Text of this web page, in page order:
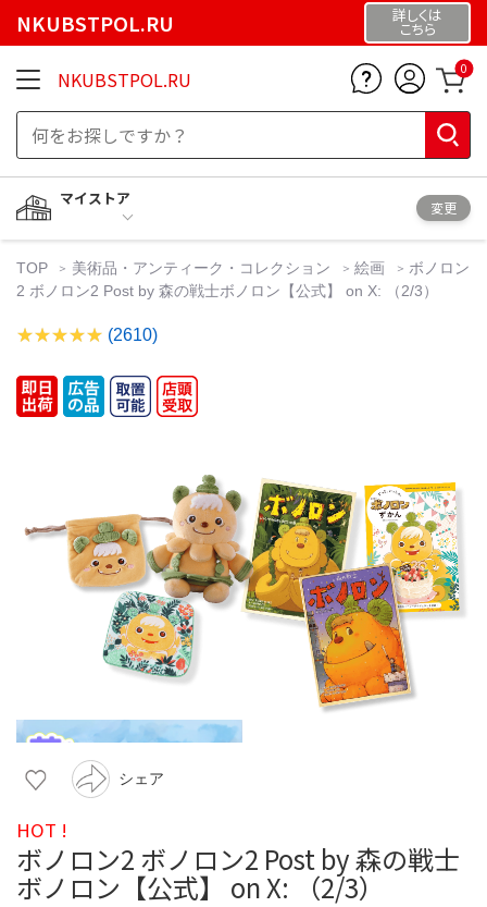
NKUBSTPOL.RU 詳しくは
こちら
NKUBSTPOL.RU 0
マイストア
変更
TOP 美術品・アンティーク・コレクション 絵画
ボノロン
2 ボノロン2 Post by 森の戦士ボノロン【公式】 on X: （2/3）
(2610)
シェア
HOT !
ボノロン2 ボノロン2 Post by 森の戦士
ボノロン【公式】 on X: （2/3）